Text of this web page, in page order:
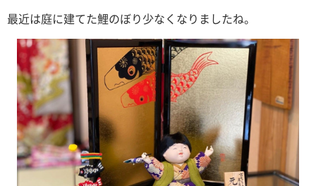
最近は庭に建てた鯉のぼり少なくなりましたね。